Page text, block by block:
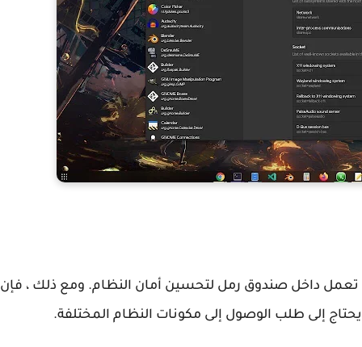
ميزة أخرى لـ Flatpak هي أن جميع برامج Flatpak تعمل داخل صندوق رمل لتحسين أمان النظام. ومع ذلك ، فإن